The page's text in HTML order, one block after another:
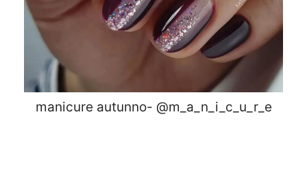
manicure autunno- @m_a_n_i_c_u_r_e